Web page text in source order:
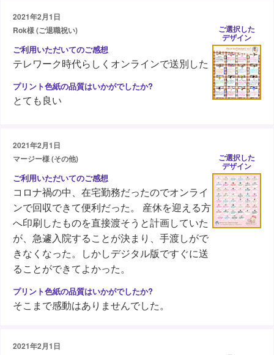
2021年2月1日
Rok様 (ご退職祝い)
テレワーク時代らしくオンラインで送別した
とても良い
ご選択した
デザイン
2021年2月1日
マージー様 (その他)
コロナ禍の中、在宅勤務だったのでオンライ
ンで回収できて便利だった。 産休を迎える方
へ印刷したものを直接渡そうと計画していた
が、急遽入院することが決まり、手渡しがで
きなくなった。しかしデジタル版ですぐに送
ることができてよかった。
そこまで感動はありませんでした。
ご選択した
デザイン
2021年2月1日